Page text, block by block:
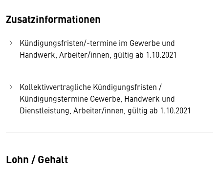
Zusatzinformationen
Kündigungsfristen/-termine im Gewerbe und
Handwerk, Arbeiter/innen, gültig ab 1.10.2021
Kollektivvertragliche Kündigungsfristen /
Kündigungstermine Gewerbe, Handwerk und
Dienstleistung, Arbeiter/innen, gültig ab 1.10.2021
Lohn / Gehalt